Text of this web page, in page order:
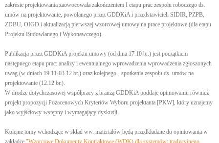
zakresie projektowania zaowocowała zakończeniem I etapu prac zespołu roboczego ds.
umów na projektowanie, powołanego przez GDDKiA i przedstawicieli SIDIR, PZPB,
ZDBU, OIGD i aktualizacją pierwszej wzorcowej umowy na prace projektowe (dla etapu
Projektu Budowlanego i Wykonawczego).
Publikacja przez GDDKiA projektu umowy (od dnia 17.10 br.) jest początkiem
następnego etapu prac: analizy i ewentualnego wprowadzenia wprowadzenia zgłoszonych
uwag (w dniach 19.11-03.12 br.) oraz kolejnego - spotkania zespołu ds. umów na
projektowanie (12.12 br.).
W drodze dotychczasowej współpracy z branżą GDDKiA poddaje opiniowaniu również
projekt propozycji Pozacenowych Kryteriów Wyboru projektanta [PKW], który uznajemy
jako wyjściowy-wstępny i wymagający dyskusji.
Kolejne tomy wchodzące w skład ww. materiałów będą przedkładane do opiniowania w
zakładce "Wzorcowe Dokumenty Kontraktowe (WDK) dla systemów: tradycyjnego,